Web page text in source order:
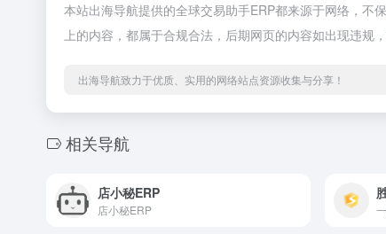
本站出海导航提供的全球交易助手ERP都来源于网络，
上的内容，都属于合规合法，后期网页的内容如出现违规
出海导航致力于优质、实用的网络站点资源收集与分享！
相关导航
店小秘ERP
店小秘ERP